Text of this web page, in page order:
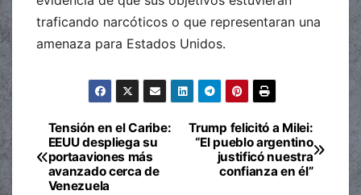
traficando narcóticos o que representaran una
amenaza para Estados Unidos.
Navegación
de
Trump felicitó a Milei:
“El pueblo argentino
justificó nuestra
confianza en él”
Tensión en el Caribe:
EEUU despliega su
portaaviones más
avanzado cerca de
Venezuela